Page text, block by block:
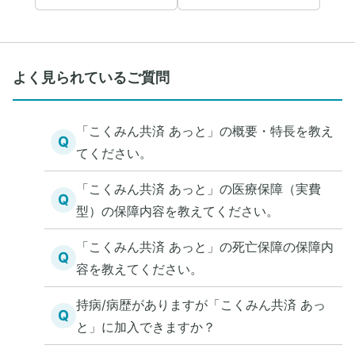
よく見られているご質問
Q
「こくみん共済 あっと」の概要・特長を教え
てください。
Q
「こくみん共済 あっと」の医療保障（実費
型）の保障内容を教えてください。
Q
「こくみん共済 あっと」の死亡保障の保障内
容を教えてください。
Q
持病/病歴がありますが「こくみん共済 あっ
と」に加入できますか？